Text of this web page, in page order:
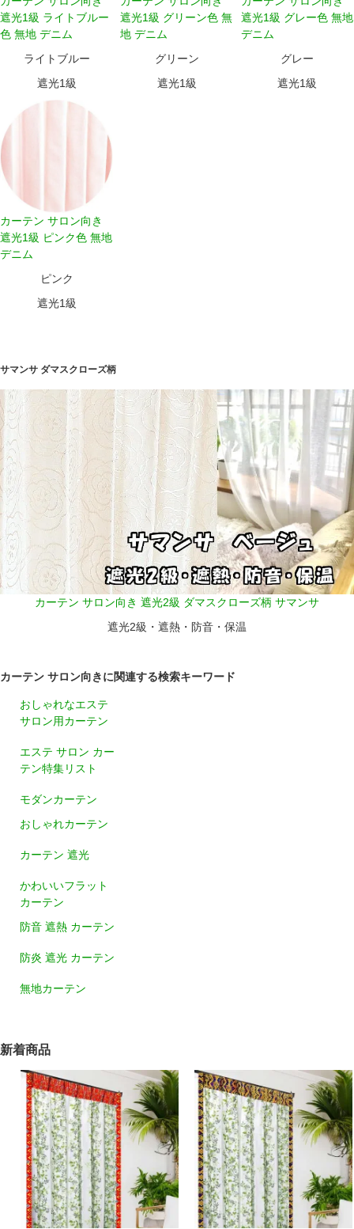
遮光1級 ライトブルー
色 無地 デニム
ライトブルー
遮光1級
遮光1級 グリーン色 無
地 デニム
グリーン
遮光1級
遮光1級 グレー色 無地
デニム
グレー
遮光1級
カーテン サロン向き
遮光1級 ピンク色 無地
デニム
ピンク
遮光1級
サマンサ ダマスクローズ柄
カーテン サロン向き 遮光2級 ダマスクローズ柄 サマンサ
遮光2級・遮熱・防音・保温
カーテン サロン向きに関連する検索キーワード
おしゃれなエステ
サロン用カーテン
エステ サロン カー
テン特集リスト
モダンカーテン
おしゃれカーテン
カーテン 遮光
かわいいフラット
カーテン
防音 遮熱 カーテン
防炎 遮光 カーテン
無地カーテン
新着商品